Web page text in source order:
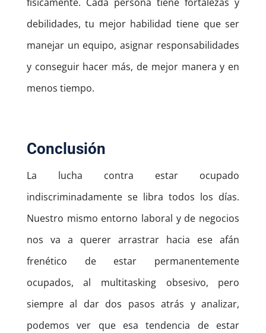
debilidades, tu mejor habilidad tiene que ser
manejar un equipo, asignar responsabilidades
y conseguir hacer más, de mejor manera y en
menos tiempo.
Conclusión
La lucha contra estar ocupado
indiscriminadamente se libra todos los días.
Nuestro mismo entorno laboral y de negocios
nos va a querer arrastrar hacia ese afán
frenético de estar permanentemente
ocupados, al multitasking obsesivo, pero
siempre al dar dos pasos atrás y analizar,
podemos ver que esa tendencia de estar